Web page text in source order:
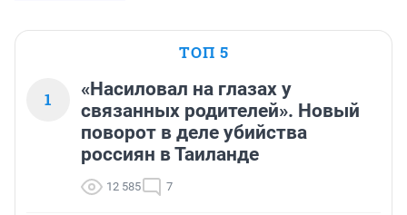
ТОП 5
1
«Насиловал на глазах у
связанных родителей». Новый
поворот в деле убийства
россиян в Таиланде
12 585 7